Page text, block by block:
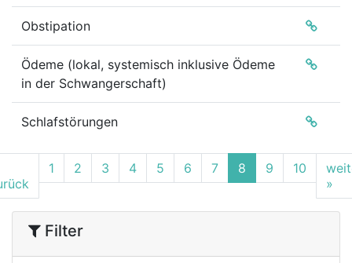
Obstipation
Ödeme (lokal, systemisch inklusive Ödeme
in der Schwangerschaft)
Schlafstörungen
1 2 3 4 5 6 7 8 9 10
»
Filter